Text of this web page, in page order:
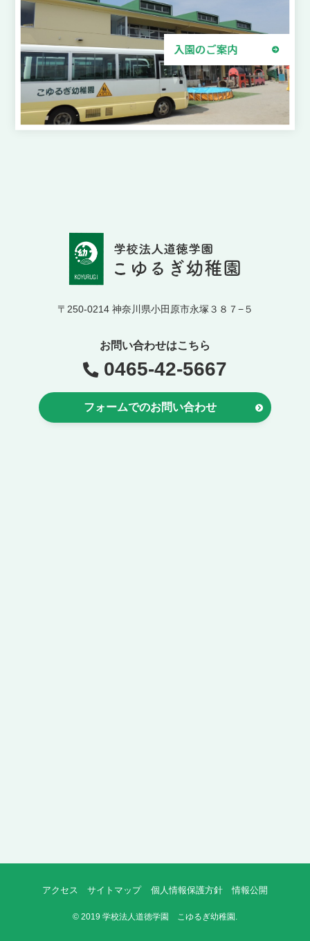
〒250-0214 神奈川県小田原市永塚３８７−５
お問い合わせはこちら
0465-42-5667
フォームでのお問い合わせ
アクセス サイトマップ 個人情報保護方針 情報公開
© 2019 学校法人道徳学園 こゆるぎ幼稚園.